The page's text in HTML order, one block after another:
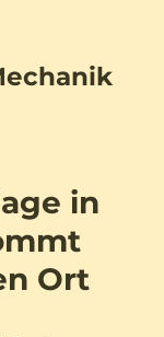
in
Ort